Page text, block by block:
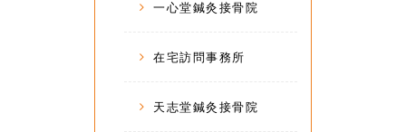
一心堂鍼灸接骨院
在宅訪問事務所
天志堂鍼灸接骨院